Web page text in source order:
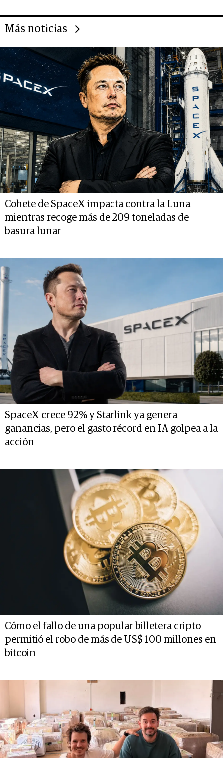
Más noticias
Cohete de SpaceX impacta contra la Luna
mientras recoge más de 209 toneladas de
basura lunar
SpaceX crece 92% y Starlink ya genera
ganancias, pero el gasto récord en IA golpea a la
acción
Cómo el fallo de una popular billetera cripto
permitió el robo de más de US$ 100 millones en
bitcoin